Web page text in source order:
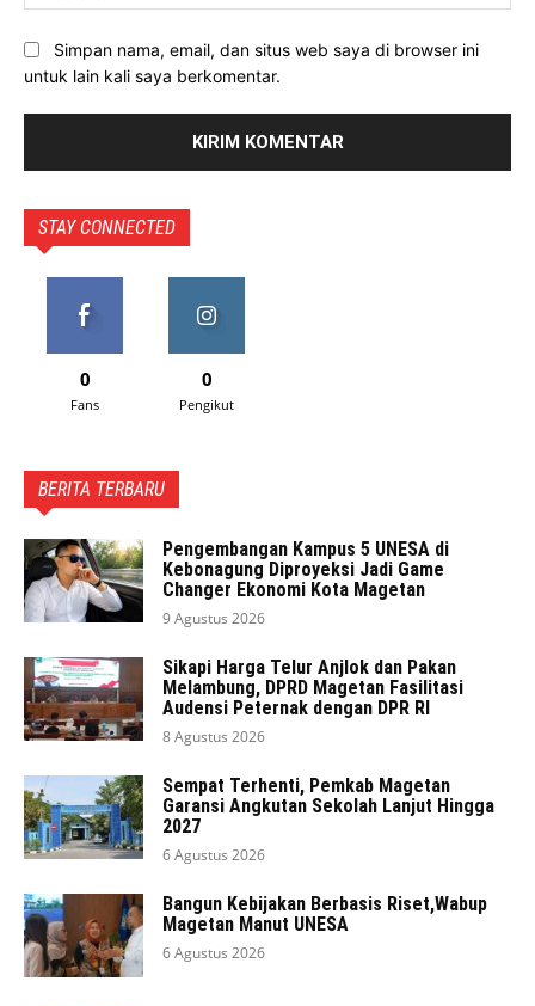
Simpan nama, email, dan situs web saya di browser ini
untuk lain kali saya berkomentar.
STAY CONNECTED
0
Fans
0
Pengikut
BERITA TERBARU
Pengembangan Kampus 5 UNESA di
Kebonagung Diproyeksi Jadi Game
Changer Ekonomi Kota Magetan
9 Agustus 2026
Sikapi Harga Telur Anjlok dan Pakan
Melambung, DPRD Magetan Fasilitasi
Audensi Peternak dengan DPR RI
8 Agustus 2026
Sempat Terhenti, Pemkab Magetan
Garansi Angkutan Sekolah Lanjut Hingga
2027
6 Agustus 2026
Bangun Kebijakan Berbasis Riset,Wabup
Magetan Manut UNESA
6 Agustus 2026